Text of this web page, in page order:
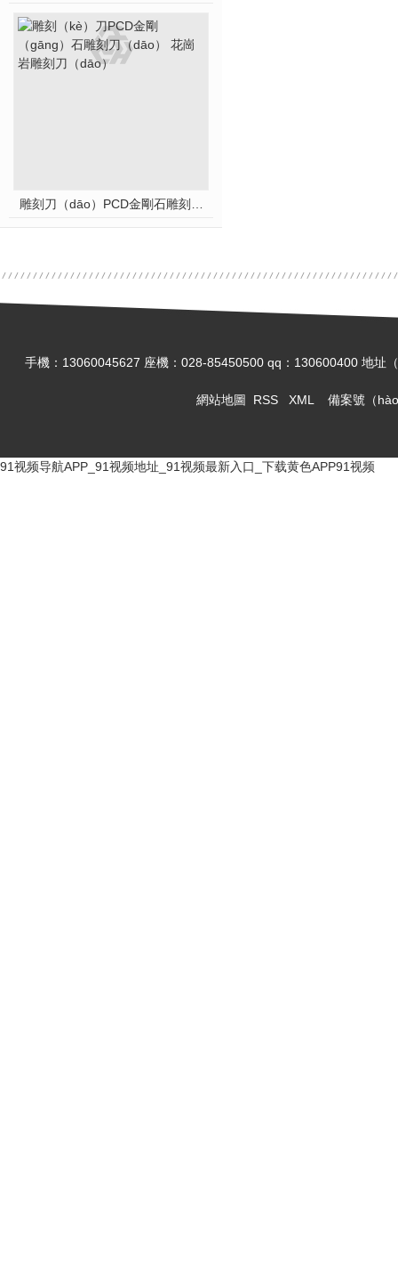
手機：13060045627 座機：028-85450500 qq：130600400 地址
網站地圖 RSS XML 備案號（
91视频导航APP_91视频地址_91视频最新入口_下载黄色APP91视频